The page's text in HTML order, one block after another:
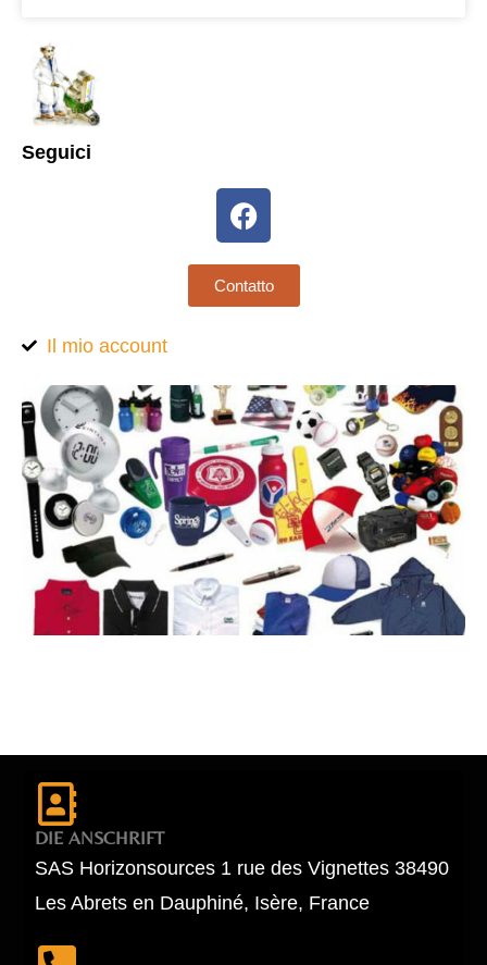
Seguici
Contatto
Il mio account
DIE ANSCHRIFT
SAS Horizonsources 1 rue des Vignettes 38490
Les Abrets en Dauphiné, Isère, France